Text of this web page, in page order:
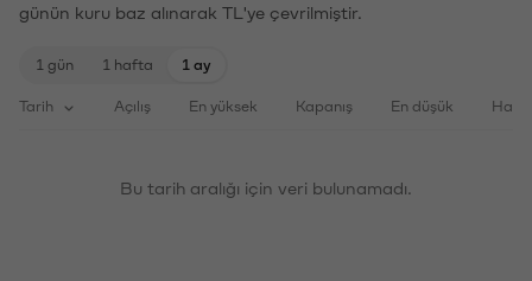
günün kuru baz alınarak TL'ye çevrilmiştir.
1 gün 1 hafta 1 ay
Tarih Açılış En yüksek Kapanış En düşük
Bu tarih aralığı için veri bulunamadı.